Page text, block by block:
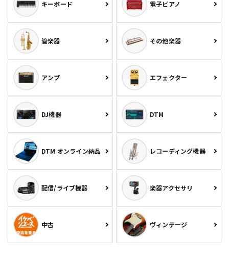
キーボード 電子ピアノ
管楽器 その他楽器
アンプ エフェクター
DJ機器 DTM
DTM オンライン納品 レコーディング機器
配信/ライブ機器 楽器アクセサリ
中古 ヴィンテージ